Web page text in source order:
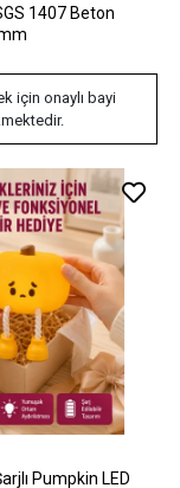
1407 Beton
için onaylı bayi
Pumpkin LED